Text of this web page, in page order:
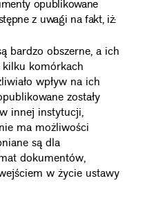
opublikowane
z uwagi na fakt, iż:
bardzo obszerne, a ich
komórkach
wpływ na ich
zostały
innej instytucji,
ma możliwości
są dla
dokumentów,
w życie ustawy